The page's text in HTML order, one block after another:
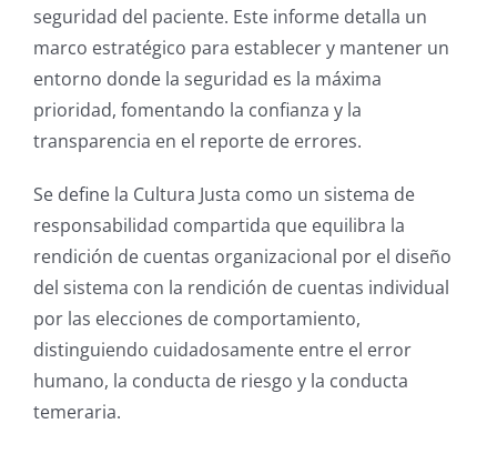
seguridad del paciente. Este informe detalla un
marco estratégico para establecer y mantener un
entorno donde la seguridad es la máxima
prioridad, fomentando la confianza y la
transparencia en el reporte de errores.
Se define la Cultura Justa como un sistema de
responsabilidad compartida que equilibra la
rendición de cuentas organizacional por el diseño
del sistema con la rendición de cuentas individual
por las elecciones de comportamiento,
distinguiendo cuidadosamente entre el error
humano, la conducta de riesgo y la conducta
temeraria.